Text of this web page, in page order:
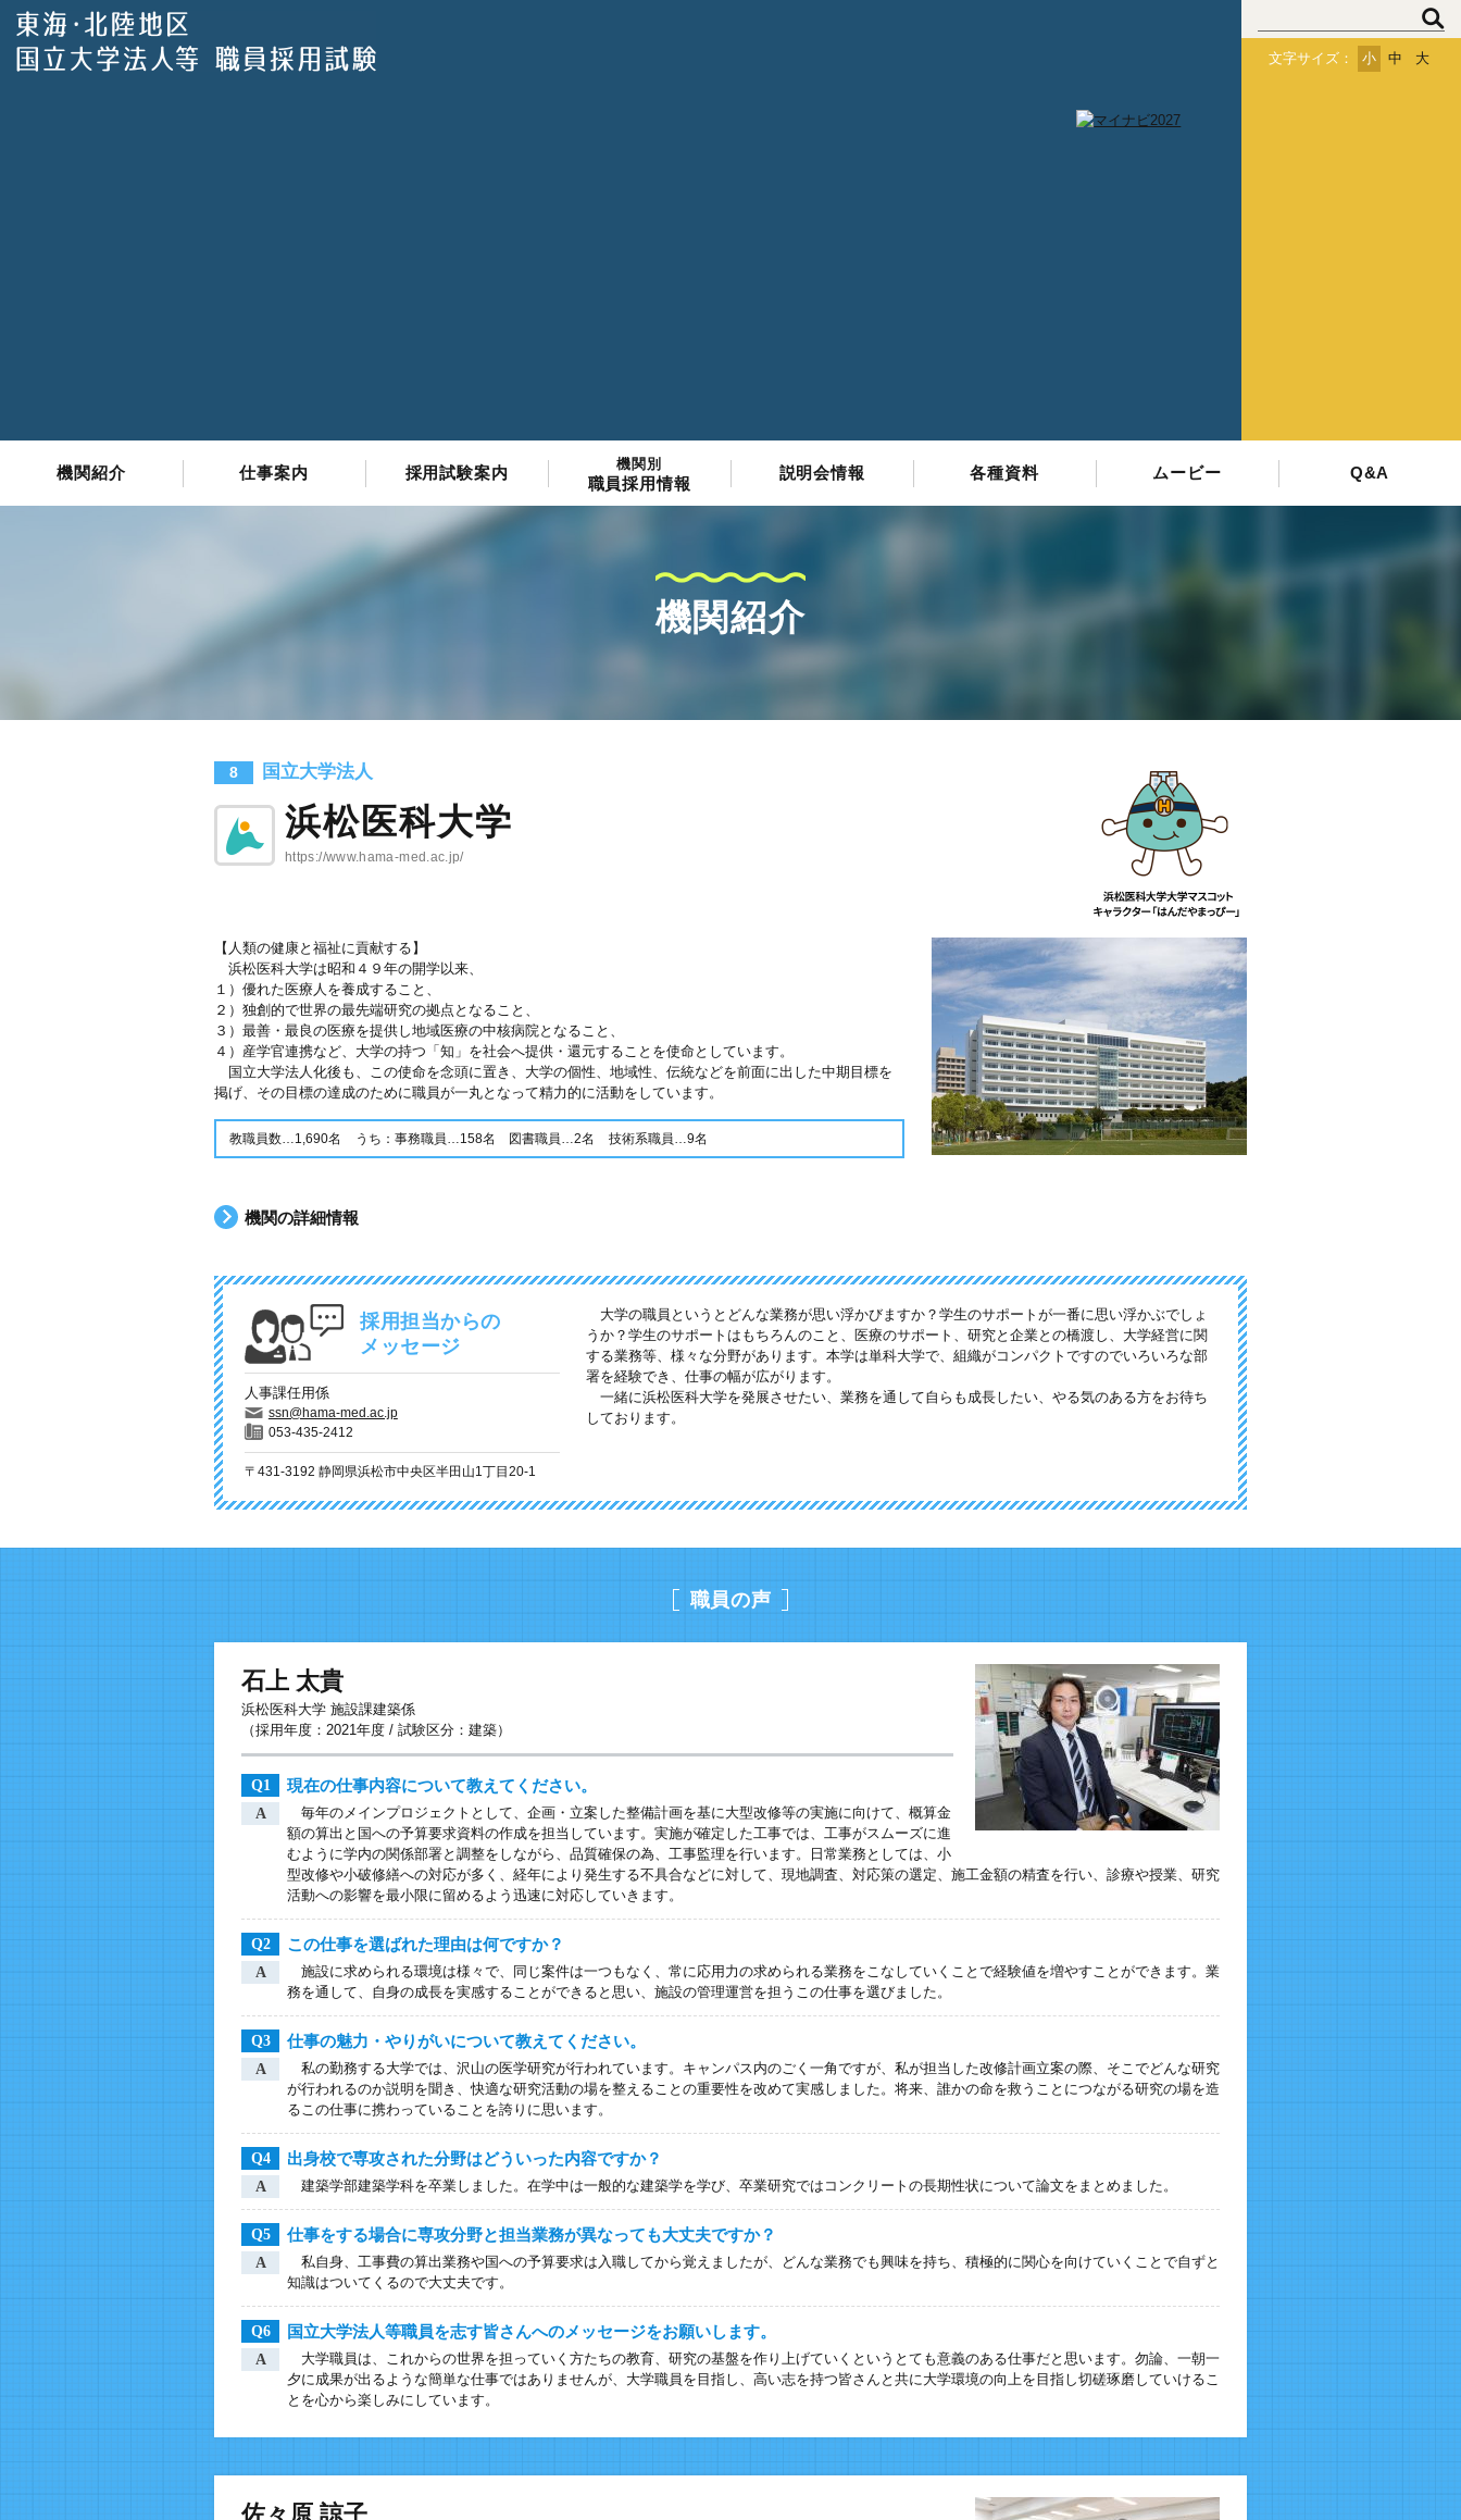
文字サイズ： 小 中 大
機関紹介 仕事案内 採用試験案内 機関別
職員採用情報
説明会情報 各種資料 ムービー Q&A
機関紹介
8 国立大学法人
浜松医科大学
https://www.hama-med.ac.jp/
【人類の健康と福祉に貢献する】
浜松医科大学は昭和４９年の開学以来、
１）優れた医療人を養成すること、
２）独創的で世界の最先端研究の拠点となること、
３）最善・最良の医療を提供し地域医療の中核病院となること、
４）産学官連携など、大学の持つ「知」を社会へ提供・還元することを使命としています。
国立大学法人化後も、この使命を念頭に置き、大学の個性、地域性、伝統などを前面に出した中期目標を
掲げ、その目標の達成のために職員が一丸となって精力的に活動をしています。
教職員数…1,690名 うち：事務職員…158名 図書職員…2名 技術系職員…9名
機関の詳細情報
採用担当からの
メッセージ
人事課任用係
ssn@hama-med.ac.jp
053-435-2412
〒431-3192 静岡県浜松市中央区半田山1丁目20-1
大学の職員というとどんな業務が思い浮かびますか？学生のサポートが一番に思い浮かぶでしょ
うか？学生のサポートはもちろんのこと、医療のサポート、研究と企業との橋渡し、大学経営に関
する業務等、様々な分野があります。本学は単科大学で、組織がコンパクトですのでいろいろな部
署を経験でき、仕事の幅が広がります。
一緒に浜松医科大学を発展させたい、業務を通して自らも成長したい、やる気のある方をお待ち
しております。
職員の声
石上 太貴
浜松医科大学 施設課建築係
（採用年度：2021年度 / 試験区分：建築）
Q1 現在の仕事内容について教えてください。
A
毎年のメインプロジェクトとして、企画・立案した整備計画を基に大型改修等の実施に向けて、概算金
額の算出と国への予算要求資料の作成を担当しています。実施が確定した工事では、工事がスムーズに進
むように学内の関係部署と調整をしながら、品質確保の為、工事監理を行います。日常業務としては、小
型改修や小破修繕への対応が多く、経年により発生する不具合などに対して、現地調査、対応策の選定、施工金額の精査を行い、診療や授業、研究
活動への影響を最小限に留めるよう迅速に対応していきます。
Q2 この仕事を選ばれた理由は何ですか？
A
施設に求められる環境は様々で、同じ案件は一つもなく、常に応用力の求められる業務をこなしていくことで経験値を増やすことができます。業
務を通して、自身の成長を実感することができると思い、施設の管理運営を担うこの仕事を選びました。
Q3 仕事の魅力・やりがいについて教えてください。
A
私の勤務する大学では、沢山の医学研究が行われています。キャンパス内のごく一角ですが、私が担当した改修計画立案の際、そこでどんな研究
が行われるのか説明を聞き、快適な研究活動の場を整えることの重要性を改めて実感しました。将来、誰かの命を救うことにつながる研究の場を造
るこの仕事に携わっていることを誇りに思います。
Q4 出身校で専攻された分野はどういった内容ですか？
A 建築学部建築学科を卒業しました。在学中は一般的な建築学を学び、卒業研究ではコンクリートの長期性状について論文をまとめました。
Q5 仕事をする場合に専攻分野と担当業務が異なっても大丈夫ですか？
A
私自身、工事費の算出業務や国への予算要求は入職してから覚えましたが、どんな業務でも興味を持ち、積極的に関心を向けていくことで自ずと
知識はついてくるので大丈夫です。
Q6 国立大学法人等職員を志す皆さんへのメッセージをお願いします。
A
大学職員は、これからの世界を担っていく方たちの教育、研究の基盤を作り上げていくというとても意義のある仕事だと思います。勿論、一朝一
夕に成果が出るような簡単な仕事ではありませんが、大学職員を目指し、高い志を持つ皆さんと共に大学環境の向上を目指し切磋琢磨していけるこ
とを心から楽しみにしています。
佐々原 諒子